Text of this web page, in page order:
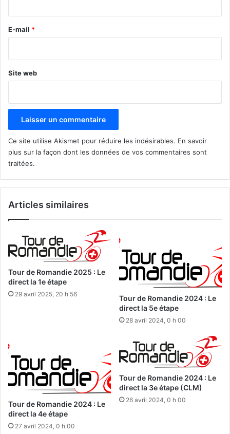
e
E-mail *
Site web
Ce site utilise Akismet pour réduire les indésirables. En savoir
plus sur la façon dont les données de vos commentaires sont
traitées.
Articles similaires
Tour de Romandie 2025 : Le
direct la 1e étape
29 avril 2025, 20 h 56
Tour de Romandie 2024 : Le
direct la 5e étape
28 avril 2024, 0 h 00
Tour de Romandie 2024 : Le
direct la 4e étape
27 avril 2024, 0 h 00
Tour de Romandie 2024 : Le
direct la 3e étape (CLM)
26 avril 2024, 0 h 00